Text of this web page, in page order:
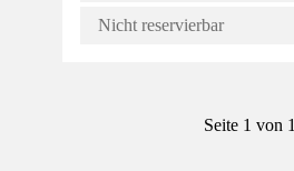
Nicht reservierbar
Seite 1 von 1